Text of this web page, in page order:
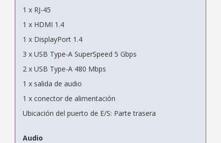
1 x RJ-45
1 x HDMI 1.4
1 x DisplayPort 1.4
3 x USB Type-A SuperSpeed 5 Gbps
2 x USB Type-A 480 Mbps
1 x salida de audio
1 x conector de alimentación
Ubicación del puerto de E/S: Parte trasera
Audio